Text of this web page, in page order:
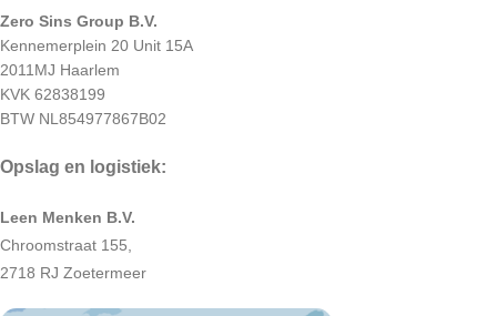
Zero Sins Group B.V.
Kennemerplein 20 Unit 15A
2011MJ Haarlem
KVK 62838199
BTW NL854977867B02
Opslag en logistiek:
Leen Menken B.V.
Chroomstraat 155,
2718 RJ Zoetermeer